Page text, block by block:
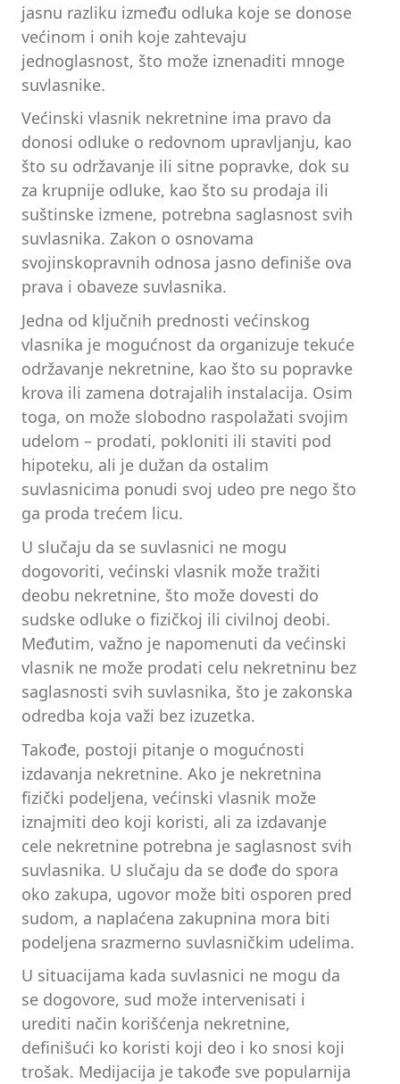
jasnu razliku između odluka koje se donose
većinom i onih koje zahtevaju
jednoglasnost, što može iznenaditi mnoge
suvlasnike.
Većinski vlasnik nekretnine ima pravo da
donosi odluke o redovnom upravljanju, kao
što su održavanje ili sitne popravke, dok su
za krupnije odluke, kao što su prodaja ili
suštinske izmene, potrebna saglasnost svih
suvlasnika. Zakon o osnovama
svojinskopravnih odnosa jasno definiše ova
prava i obaveze suvlasnika.
Jedna od ključnih prednosti većinskog
vlasnika je mogućnost da organizuje tekuće
održavanje nekretnine, kao što su popravke
krova ili zamena dotrajalih instalacija. Osim
toga, on može slobodno raspolažati svojim
udelom – prodati, pokloniti ili staviti pod
hipoteku, ali je dužan da ostalim
suvlasnicima ponudi svoj udeo pre nego što
ga proda trećem licu.
U slučaju da se suvlasnici ne mogu
dogovoriti, većinski vlasnik može tražiti
deobu nekretnine, što može dovesti do
sudske odluke o fizičkoj ili civilnoj deobi.
Međutim, važno je napomenuti da većinski
vlasnik ne može prodati celu nekretninu bez
saglasnosti svih suvlasnika, što je zakonska
odredba koja važi bez izuzetka.
Takođe, postoji pitanje o mogućnosti
izdavanja nekretnine. Ako je nekretnina
fizički podeljena, većinski vlasnik može
iznajmiti deo koji koristi, ali za izdavanje
cele nekretnine potrebna je saglasnost svih
suvlasnika. U slučaju da se dođe do spora
oko zakupa, ugovor može biti osporen pred
sudom, a naplaćena zakupnina mora biti
podeljena srazmerno suvlasničkim udelima.
U situacijama kada suvlasnici ne mogu da
se dogovore, sud može intervenisati i
urediti način korišćenja nekretnine,
definišući ko koristi koji deo i ko snosi koji
trošak. Medijacija je takođe sve popularnija